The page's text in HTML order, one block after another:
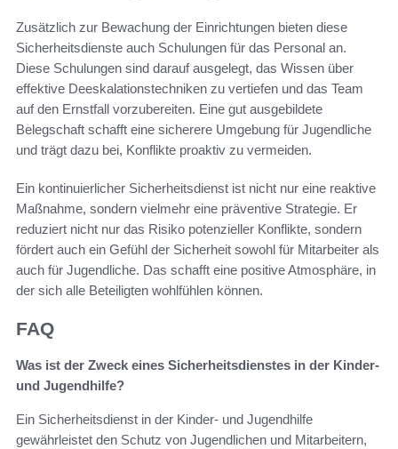
Zusätzlich zur Bewachung der Einrichtungen bieten diese
Sicherheitsdienste auch Schulungen für das Personal an.
Diese Schulungen sind darauf ausgelegt, das Wissen über
effektive Deeskalationstechniken zu vertiefen und das Team
auf den Ernstfall vorzubereiten. Eine gut ausgebildete
Belegschaft schafft eine sicherere Umgebung für Jugendliche
und trägt dazu bei, Konflikte proaktiv zu vermeiden.
Ein kontinuierlicher Sicherheitsdienst ist nicht nur eine reaktive
Maßnahme, sondern vielmehr eine präventive Strategie. Er
reduziert nicht nur das Risiko potenzieller Konflikte, sondern
fördert auch ein Gefühl der Sicherheit sowohl für Mitarbeiter als
auch für Jugendliche. Das schafft eine positive Atmosphäre, in
der sich alle Beteiligten wohlfühlen können.
FAQ
Was ist der Zweck eines Sicherheitsdienstes in der Kinder-
und Jugendhilfe?
Ein Sicherheitsdienst in der Kinder- und Jugendhilfe
gewährleistet den Schutz von Jugendlichen und Mitarbeitern,